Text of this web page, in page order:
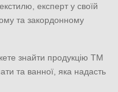
експерт у своїй
та закордонному
знайти продукцію ТМ
та ванної, яка надасть